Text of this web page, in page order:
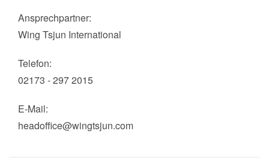
Ansprechpartner:
Wing Tsjun International
Telefon:
02173 - 297 2015
E-Mail:
headoffice@wingtsjun.com